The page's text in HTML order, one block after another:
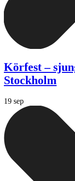
Körfest –
Stockholm
19 sep